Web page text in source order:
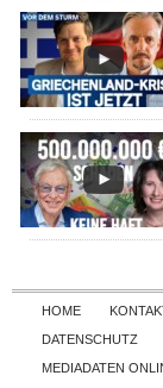
HOME
DATENSCHUTZ
MEDIADATEN